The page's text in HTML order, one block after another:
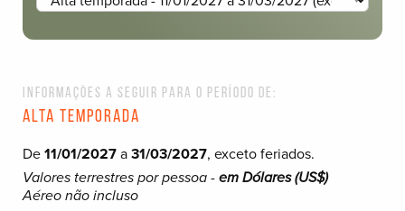
Informações a seguir para o período de:
Alta temporada
De11/01/2027a31/03/2027, exceto feriados.
Valores terrestres por pessoa -em Dólares (US$)
Aéreo não incluso